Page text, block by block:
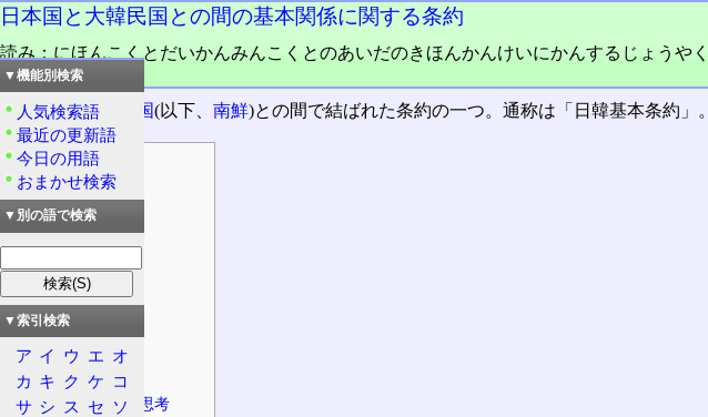
日本国と大韓民国との間の基本関係に関する条約
読み：にほんこくとだいかんみんこくとのあいだのきほんかんけいにかんするじょうやく
品詞：固有名詞
日本国と大韓民国(以下、南鮮)との間で結ばれた条約の一つ。通称は「日韓基本条約」。
目次
概要
条約
条文
特徴
条約と賠償金
仮定と朝鮮的思考
▼機能別検索
人気検索語
最近の更新語
今日の用語
おまかせ検索
▼別の語で検索
▼索引検索
ア イ ウ エ オ
カ キ ク ケ コ
サ シ ス セ ソ